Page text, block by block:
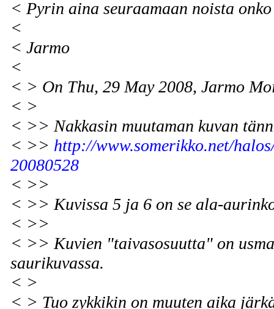
< Pyrin aina seuraamaan noista
<
< Jarmo
<
< > On Thu, 29 May 2008, Jarmo
< >
< >> Nakkasin muutaman kuvan
< >> http://www.somerikko.net/
20080528
< >>
< >> Kuvissa 5 ja 6 on se ala-
< >>
< >> Kuvien "taivasosuutta" on
saurikuvassa.
< >
< > Tuo zykkikin on muuten aika